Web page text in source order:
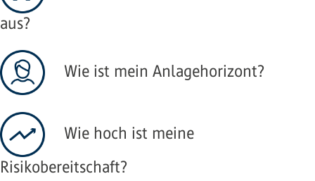
aus?
​ Wie ist mein Anlagehorizont?
​ Wie hoch ist meine
Risikobereitschaft?